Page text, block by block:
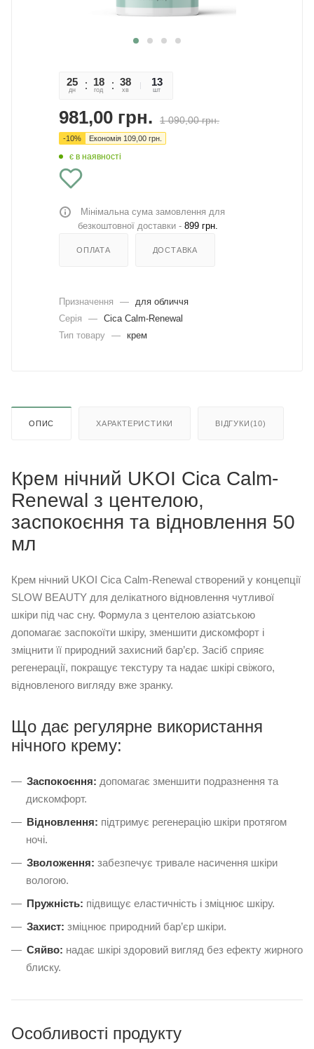
25
дн
18
год
38
хв
47
сек
13
шт
981,00 грн. 1 090,00грн.
-10% Економія 109,00 грн.
є в наявності
Мінімальна сума замовлення для
безкоштовної доставки - 899 грн.
ОПЛАТА ДОСТАВКА
Призначення —
для обличчя
Серія
— Cica Calm-Renewal
Тип товару — крем
ОПИС ХАРАКТЕРИСТИКИ ВІДГУКИ(10)
Крем нічний UKOI Cica Calm-
Renewal з центелою,
заспокоєння та відновлення 50
мл
Крем нічний UKOI Cica Calm-Renewal створений у концепції
SLOW BEAUTY для делікатного відновлення чутливої
шкіри під час сну. Формула з центелою азіатською
допомагає заспокоїти шкіру, зменшити дискомфорт і
зміцнити її природний захисний бар’єр. Засіб сприяє
регенерації, покращує текстуру та надає шкірі свіжого,
відновленого вигляду вже зранку.
Що дає регулярне використання
нічного крему:
Заспокоєння: допомагає зменшити подразнення та
дискомфорт.
Відновлення: підтримує регенерацію шкіри протягом
ночі.
Зволоження: забезпечує тривале насичення шкіри
вологою.
Пружність: підвищує еластичність і зміцнює шкіру.
Захист: зміцнює природний бар’єр шкіри.
Сяйво: надає шкірі здоровий вигляд без ефекту жирного
блиску.
Особливості продукту